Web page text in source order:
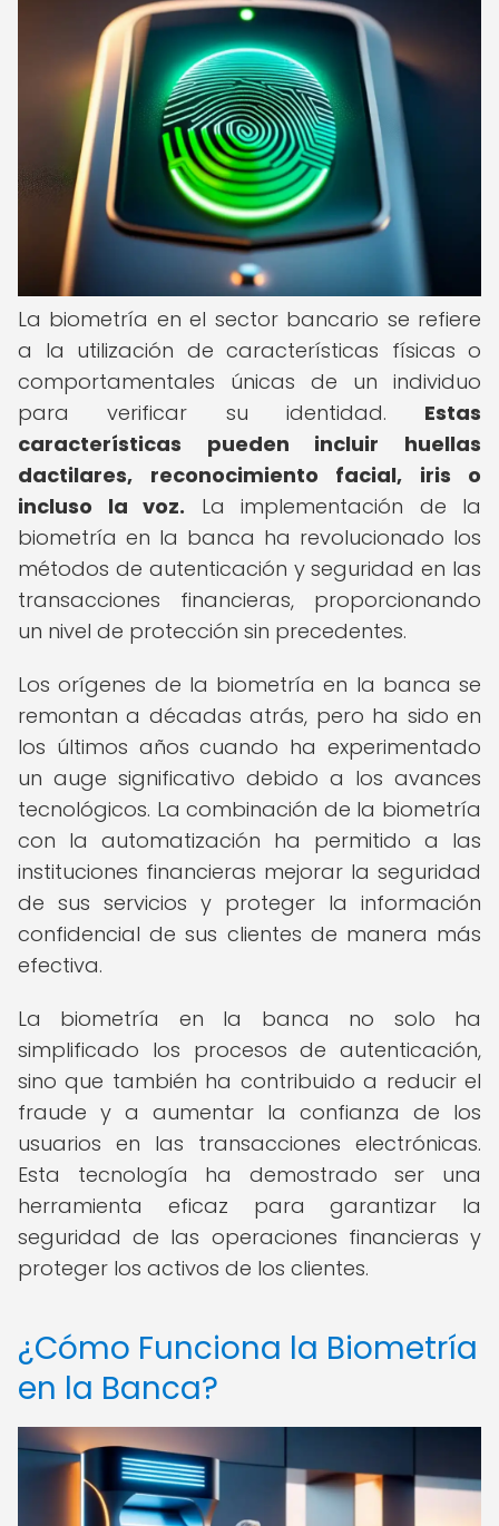
La biometría en el sector bancario se refiere
a la utilización de características físicas o
comportamentales únicas de un individuo
para verificar su identidad. Estas
características pueden incluir huellas
dactilares, reconocimiento facial, iris o
incluso la voz. La implementación de la
biometría en la banca ha revolucionado los
métodos de autenticación y seguridad en las
transacciones financieras, proporcionando
un nivel de protección sin precedentes.
Los orígenes de la biometría en la banca se
remontan a décadas atrás, pero ha sido en
los últimos años cuando ha experimentado
un auge significativo debido a los avances
tecnológicos. La combinación de la biometría
con la automatización ha permitido a las
instituciones financieras mejorar la seguridad
de sus servicios y proteger la información
confidencial de sus clientes de manera más
efectiva.
La biometría en la banca no solo ha
simplificado los procesos de autenticación,
sino que también ha contribuido a reducir el
fraude y a aumentar la confianza de los
usuarios en las transacciones electrónicas.
Esta tecnología ha demostrado ser una
herramienta eficaz para garantizar la
seguridad de las operaciones financieras y
proteger los activos de los clientes.
¿Cómo Funciona la Biometría
en la Banca?